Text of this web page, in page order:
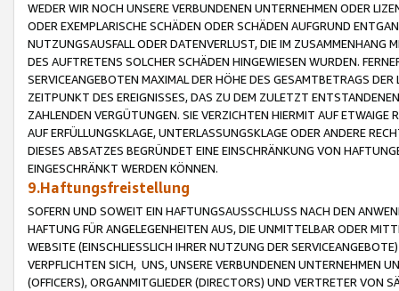
WEDER WIR NOCH UNSERE VERBUNDENEN UNTERNEHMEN ODER
ODER EXEMPLARISCHE SCHÄDEN ODER SCHÄDEN AUFGRUND
NUTZUNGSAUSFALL ODER DATENVERLUST, DIE IM ZUSAMMENHANG
DES AUFTRETENS SOLCHER SCHÄDEN HINGEWIESEN WURDEN.
SERVICEANGEBOTEN MAXIMAL DER HÖHE DES GESAMTBETRAGS
ZEITPUNKT DES EREIGNISSES, DAS ZU DEM ZULETZT
ZAHLENDEN VERGÜTUNGEN. SIE VERZICHTEN HIERMIT AUF
AUF ERFÜLLUNGSKLAGE, UNTERLASSUNGSKLAGE ODER ANDERE
DIESES ABSATZES BEGRÜNDET EINE EINSCHRÄNKUNG VON
EINGESCHRÄNKT WERDEN KÖNNEN.
9.Haftungsfreistellung
SOFERN UND SOWEIT EIN HAFTUNGSAUSSCHLUSS NACH DEN
HAFTUNG FÜR ANGELEGENHEITEN AUS, DIE UNMITTELBAR ODER
WEBSITE (EINSCHLIESSLICH IHRER NUTZUNG DER
VERPFLICHTEN SICH, UNS, UNSERE VERBUNDENEN UNTERNEHMEN
(OFFICERS), ORGANMITGLIEDER (DIRECTORS) UND VERTRETER VON